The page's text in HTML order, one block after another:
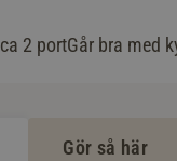
ca 2 portGår bra med
Gör så här